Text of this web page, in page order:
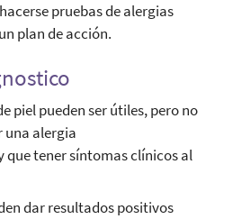
pruebas de alergias
plan de acción.
piel pueden ser útiles, pero no
una alergia
tener síntomas clínicos al
dar resultados positivos